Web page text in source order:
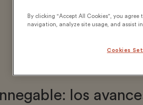
los
By clicking “Accept All Cookies”, you
navigation, analyze site usage, and assist
Cookies